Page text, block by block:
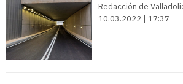
Redacción de
10.03.2022 | 17:37